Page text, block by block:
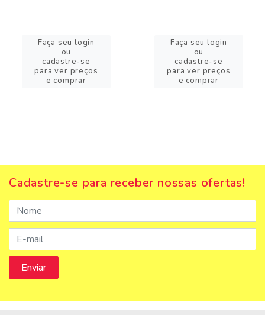
Faça seu login
ou
cadastre-se
para ver preços
e comprar
Faça seu login
ou
cadastre-se
para ver preços
e comprar
Cadastre-se para receber nossas ofertas!